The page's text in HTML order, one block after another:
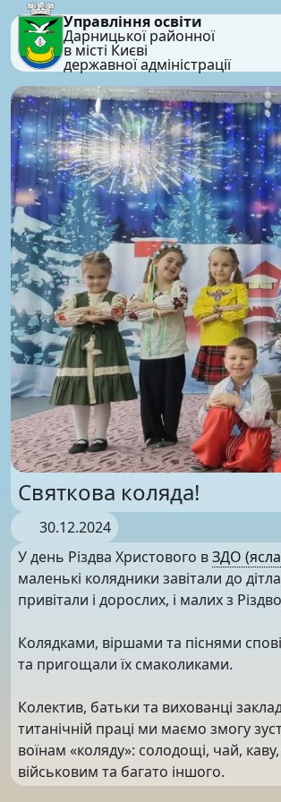
Управління освіти
Дарницької районної
в місті Києві
державної адміністрації
Святкова коляда!
30.12.2024
У день Різдва Христового вЗДО
маленькі колядники завітали до
привітали і дорослих, і малих з
Колядками, віршами та піснями
та пригощали їх смаколиками.
Колектив, батьки та вихованці
титанічній праці ми маємо змогу
воїнам «коляду»: солодощі, чай,
військовим та багато іншого.